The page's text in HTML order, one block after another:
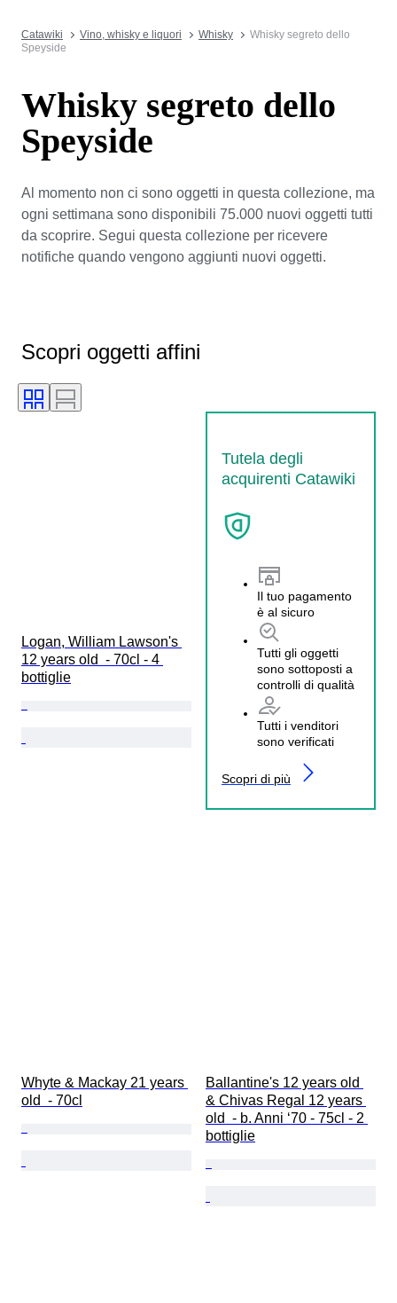
Catawiki Vino, whisky e liquori Whisky
Whisky segreto dello
Speyside
Whisky segreto dello
Speyside
Al momento non ci sono oggetti in questa collezione, ma
ogni settimana sono disponibili 75.000 nuovi oggetti tutti
da scoprire. Segui questa collezione per ricevere
notifiche quando vengono aggiunti nuovi oggetti.
Scopri oggetti affini
Tutela degli
acquirenti Catawiki
Il tuo pagamento
è al sicuro
Tutti gli oggetti
sono sottoposti a
controlli di qualità
Tutti i venditori
sono verificati
Scopri di più
Logan, William Lawson's
12 years old  - 70cl - 4
bottiglie
Whyte & Mackay 21 years
old  - 70cl
Ballantine's 12 years old
& Chivas Regal 12 years
old  - b. Anni ‘70 - 75cl - 2
bottiglie